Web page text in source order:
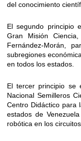
del conocimiento
El segundo principio
Gran Misión
Fernández-Morán,
subregiones
en todos los estados.
El tercer principio se
Nacional Semilleros
Centro Didáctico para
estados de
robótica en los